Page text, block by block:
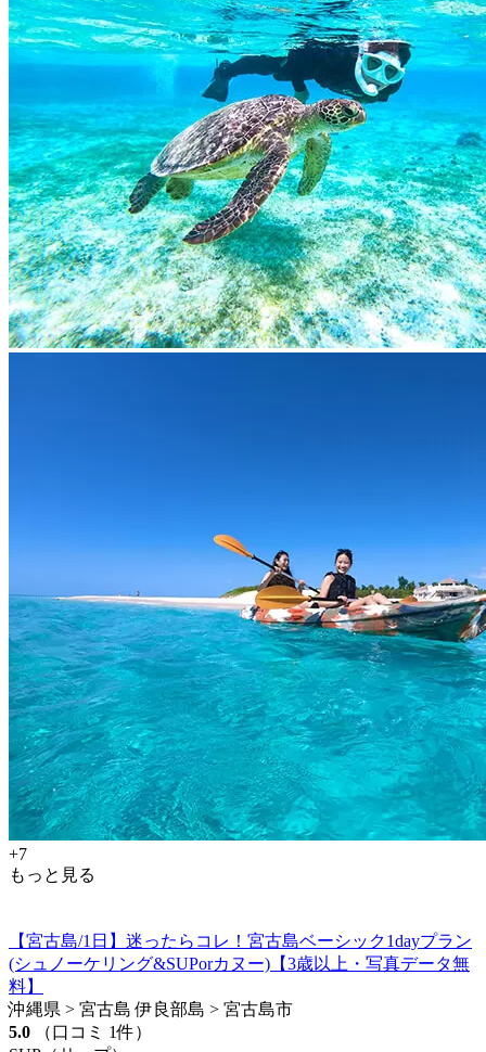
+7
もっと見る
【宮古島/1日】迷ったらコレ！宮古島ベーシック1dayプラン
(シュノーケリング&SUPorカヌー)【3歳以上・写真データ無
料】
沖縄県 > 宮古島 伊良部島 > 宮古島市
5.0
（口コミ 1件）